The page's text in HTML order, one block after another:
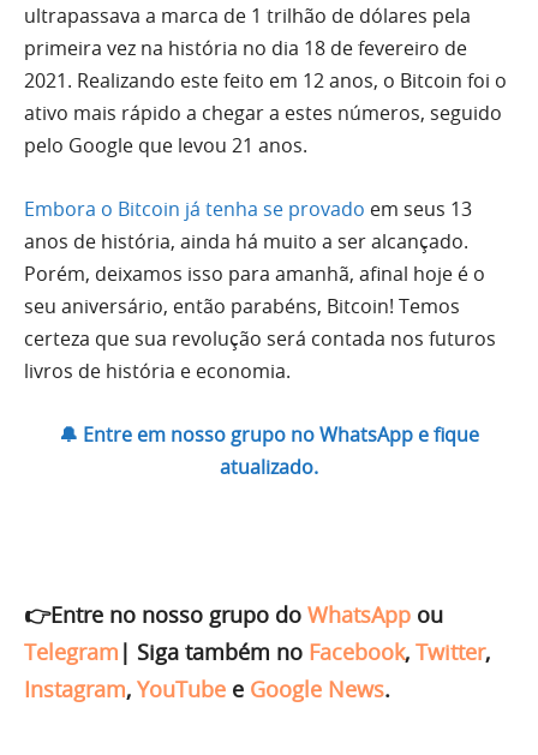
ultrapassava a marca de 1 trilhão de dólares pela
primeira vez na história no dia 18 de fevereiro de
2021. Realizando este feito em 12 anos, o Bitcoin foi o
ativo mais rápido a chegar a estes números, seguido
pelo Google que levou 21 anos.
Embora o Bitcoin já tenha se provado em seus 13
anos de história, ainda há muito a ser alcançado.
Porém, deixamos isso para amanhã, afinal hoje é o
seu aniversário, então parabéns, Bitcoin! Temos
certeza que sua revolução será contada nos futuros
livros de história e economia.
🔔 Entre em nosso grupo no WhatsApp e fique
atualizado.
👉Entre no nosso grupo do WhatsApp ou
Telegram | Siga também no Facebook, Twitter,
Instagram, YouTube e Google News.